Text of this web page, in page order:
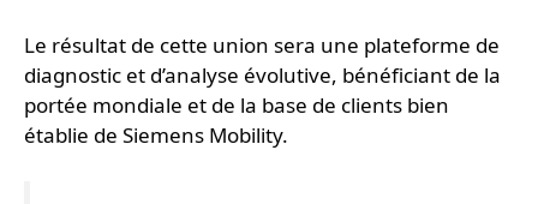
Le résultat de cette union sera une plateforme de
diagnostic et d’analyse évolutive, bénéficiant de la
portée mondiale et de la base de clients bien
établie de Siemens Mobility.